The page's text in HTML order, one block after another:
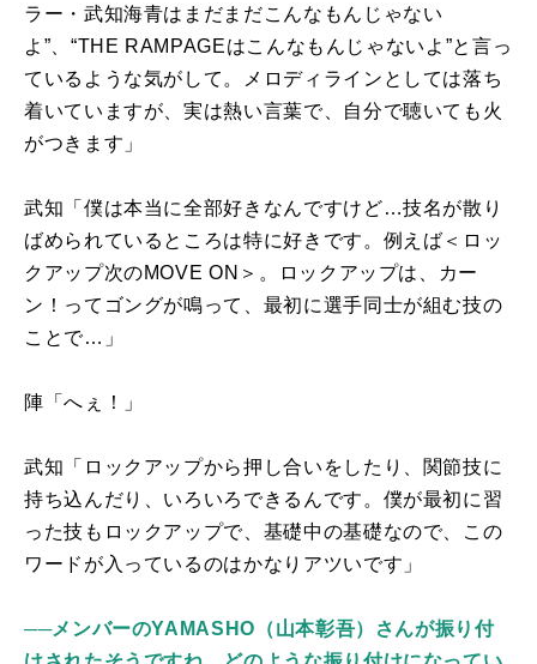
ラー・武知海青はまだまだこんなもんじゃない
よ”、“THE RAMPAGEはこんなもんじゃないよ”と言っ
ているような気がして。メロディラインとしては落ち
着いていますが、実は熱い言葉で、自分で聴いても火
がつきます」
武知「僕は本当に全部好きなんですけど…技名が散り
ばめられているところは特に好きです。例えば＜ロッ
クアップ次のMOVE ON ＞。ロックアップは、カー
ン！ってゴングが鳴って、最初に選手同士が組む技の
ことで…」
陣「へぇ！」
武知「ロックアップから押し合いをしたり、関節技に
持ち込んだり、いろいろできるんです。僕が最初に習
った技もロックアップで、基礎中の基礎なので、この
ワードが入っているのはかなりアツいです」
──メンバーのYAMASHO（山本彰吾）さんが振り付